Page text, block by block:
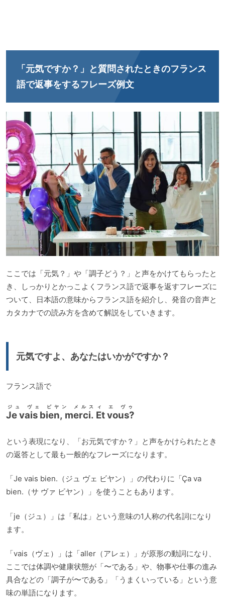
「元気ですか？」と質問されたときのフランス
語で返事をするフレーズ例文
ここでは「元気？」や「調子どう？」と声をかけてもらったと
き、しっかりとかっこよくフランス語で返事を返すフレーズに
ついて、日本語の意味からフランス語を紹介し、発音の音声と
カタカナでの読み方を含めて解説をしていきます。
元気ですよ、あなたはいかがですか？
フランス語で
Je vais bien, merci. Et vous?
ジュ ヴェ ビヤン メルスィ エ ヴゥ
という表現になり、「お元気ですか？」と声をかけられたとき
の返答として最も一般的なフレーズになります。
「Je vais bien.（ジュ ヴェ ビヤン）」の代わりに「Ça va
bien.（サ ヴァ ビヤン）」を使うこともあります。
「je（ジュ）」は「私は」という意味の1人称の代名詞になり
ます。
「vais（ヴェ）」は「aller（アレェ）」が原形の動詞になり、
ここでは体調や健康状態が「〜である」や、物事や仕事の進み
具合などの「調子が〜である」「うまくいっている」という意
味の単語になります。